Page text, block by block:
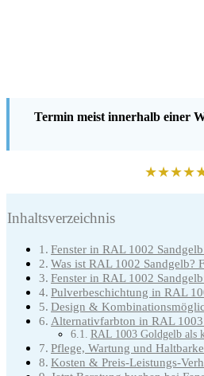
Termin meist innerhalb einer
Inhaltsverzeichnis
Fenster in RAL 1002
Was ist RAL 1002 Sandgelb?
Fenster in RAL 1002
Pulverbeschichtung in RAL
Design &
Alternativfarbton in RAL
RAL 1003 Goldgelb als
Pflege, Wartung und
Kosten & Preis-Leistungs-